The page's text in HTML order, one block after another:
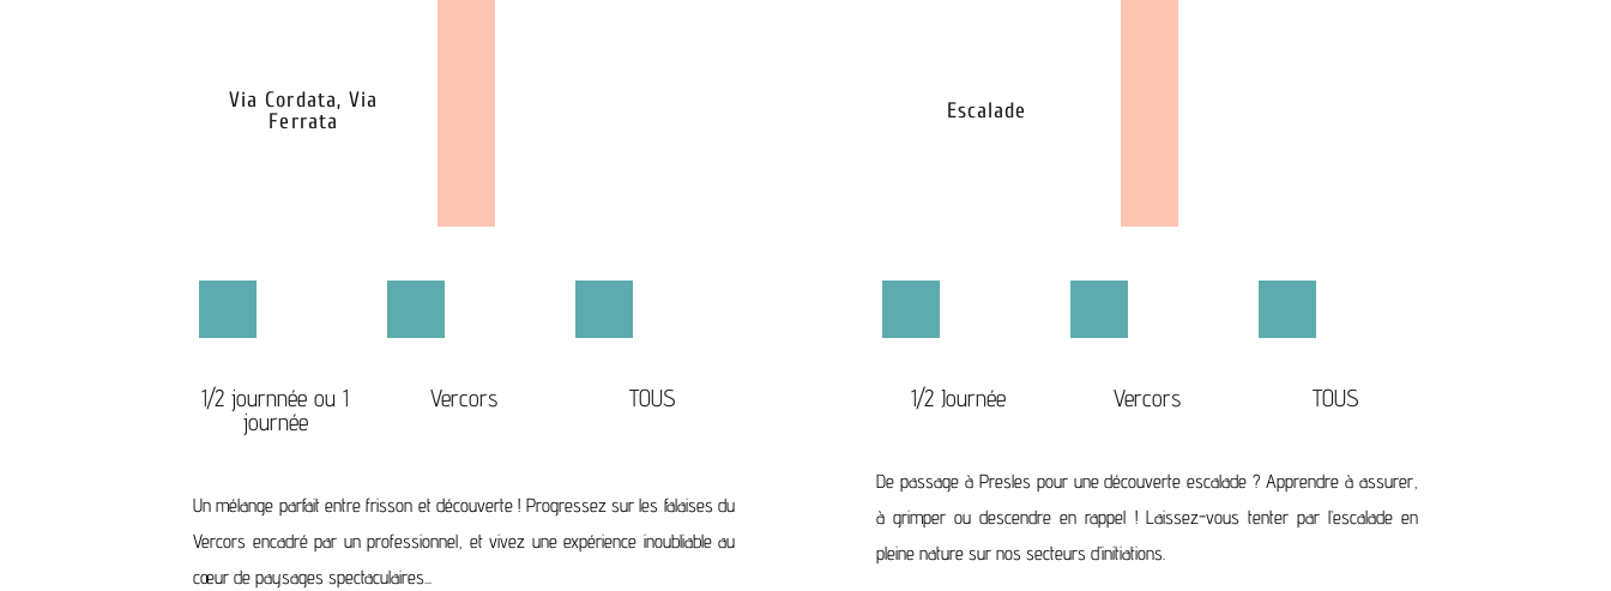
Via Cordata, Via
Ferrata
1/2 journnée ou 1
journée
Vercors TOUS
Un mélange parfait entre frisson et découverte ! Progressez sur les falaises du
Vercors encadré par un professionnel, et vivez une expérience inoubliable au
cœur de paysages spectaculaires...
Escalade
1/2 Journée Vercors TOUS
De passage à Presles pour une découverte escalade ? Apprendre à assurer,
à grimper ou descendre en rappel ! Laissez-vous tenter par l’escalade en
pleine nature sur nos secteurs d’initiations.